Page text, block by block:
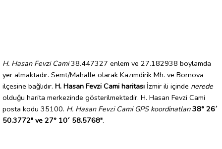
H. Hasan Fevzi Cami38.447327 enlem ve 27.182938 boylamda
yer almaktadır. Semt/Mahalle olarak Kazımdirik Mh. ve Bornova
ilçesine bağlıdır. H. Hasan Fevzi Cami haritası İzmir ili içinde nerede
olduğu harita merkezinde gösterilmektedir. H. Hasan Fevzi Cami
posta kodu 35100. H. Hasan Fevzi Cami GPS koordinatları 38° 26´
50.3772" ve 27° 10´ 58.5768".